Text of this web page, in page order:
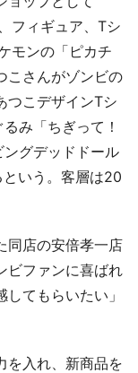
フィギュア、Tシ
モンの「ピカチ
こさんがゾンビの
つこデザインTシ
み「ちぎって！
グデッドドール
いう。客層は20
同店の安倍孝一店
ビファンに喜ばれ
てもらいたい」
を入れ、新商品を